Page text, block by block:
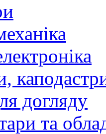
догляду
та